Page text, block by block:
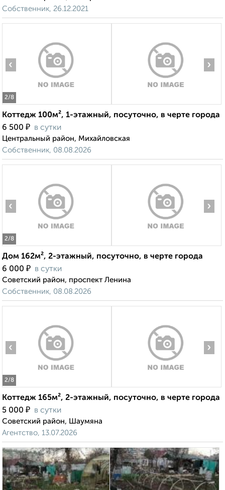
Собственник, 26.12.2021
2/8
‹ ›
Коттедж 100м², 1-этажный, посуточно, в черте города
6 500 ₽ в сутки
Центральный район, Михайловская
Собственник, 08.08.2026
2/8
‹ ›
Дом 162м², 2-этажный, посуточно, в черте города
6 000 ₽ в сутки
Советский район, проспект Ленина
Собственник, 08.08.2026
2/8
‹ ›
Коттедж 165м², 2-этажный, посуточно, в черте города
5 000 ₽ в сутки
Советский район, Шаумяна
Агентство, 13.07.2026